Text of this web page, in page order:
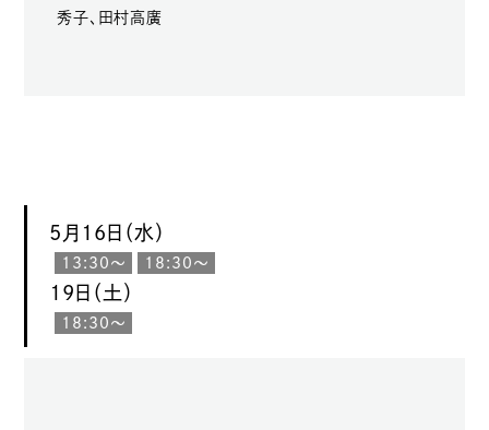
秀子、田村高廣
5月16日（水）
13:30〜 18:30〜
19日（土）
18:30〜